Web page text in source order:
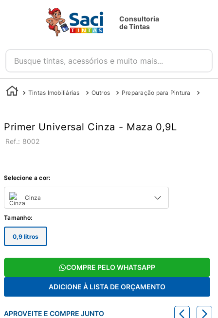
Consultoria
de Tintas
Busque tintas, acessórios e muito mais...
Tintas Imobiliárias Outros Preparação para Pintura
Primer Universal Cinza - Maza 0,9L
: 8002
Selecione a cor:
Cinza
Tamanho:
0,9 litros
COMPRE PELO WHATSAPP
ADICIONE À LISTA DE ORÇAMENTO
APROVEITE E COMPRE JUNTO